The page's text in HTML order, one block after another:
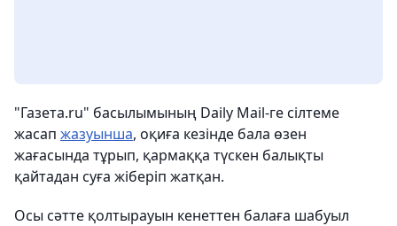
"Газета.ru" басылымының Daily Mail-ге сілтеме
жасап жазуынша, оқиға кезінде бала өзен
жағасында тұрып, қармаққа түскен балықты
қайтадан суға жіберіп жатқан.
Осы сәтте қолтырауын кенеттен балаға шабуыл